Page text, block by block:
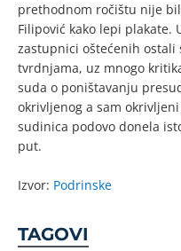
prethodnom ročištu nije
Filipović kako lepi plakate.
zastupnici oštećenih
tvrdnjama, uz mnogo
suda o poništavanju
okrivljenog a sam
sudinica podovo donela
put.
Izvor: Podrinske
TAGOVI